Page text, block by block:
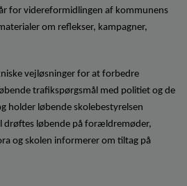
for videreformidlingen af kommunens
om reflekser, kampagner,
vejløsninger for at forbedre
trafikspørgsmål med politiet og de
holder løbende skolebestyrelsen
drøftes løbende på forældremøder,
og skolen informerer om tiltag på